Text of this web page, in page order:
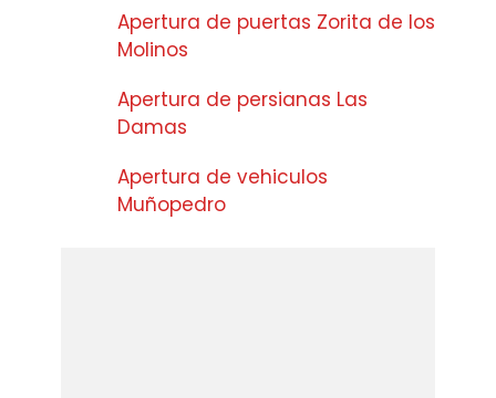
Apertura de puertas Zorita de los
Molinos
Apertura de persianas Las
Damas
Apertura de vehiculos
Muñopedro